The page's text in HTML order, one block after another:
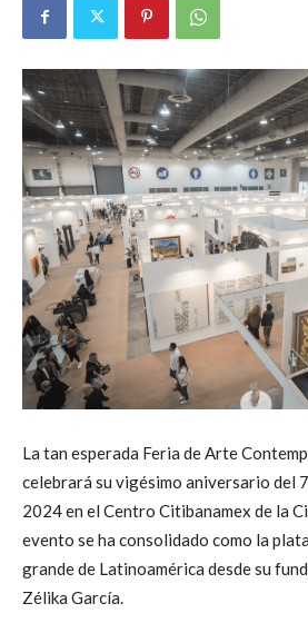
La tan esperada Feria de Arte
celebrará su vigésimo aniversario del
2024 en el Centro Citibanamex de la
evento se ha consolidado como la
grande de Latinoamérica desde su
Zélika García.